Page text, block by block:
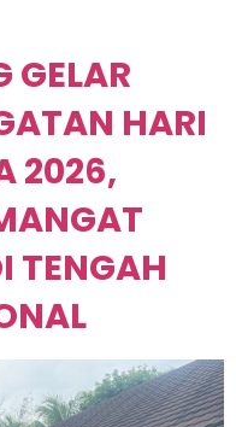
GELAR
HARI
2026,
TENGAH